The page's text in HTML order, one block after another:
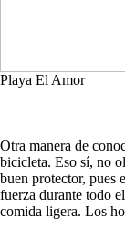
Playa El Amor
Otra manera de
bicicleta. Eso sí, no
buen protector, pues
fuerza durante todo
comida ligera. Los